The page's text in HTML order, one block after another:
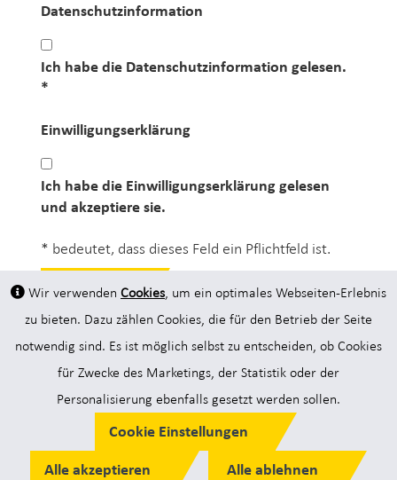
Datenschutzinformation
Datenschutzinformation
Ich habe die Datenschutzinformation gelesen.
Einwilligungserklärung
Einwilligungserklärung
Ich habe die Einwilligungserklärung gelesen
und akzeptiere sie.
* bedeutet, dass dieses Feld ein Pflichtfeld ist.
Speichern
Impressum · Rechtliche
Datenschutzhinweis AGB
© 2019 ALPEN-MAYKESTAG GmbH
Wir verwenden Cookies, um ein optimales Webseiten-Erlebnis
zu bieten. Dazu zählen Cookies, die für den Betrieb der Seite
notwendig sind. Es ist möglich selbst zu entscheiden, ob Cookies
für Zwecke des Marketings, der Statistik oder der
Personalisierung ebenfalls gesetzt werden sollen.
Cookie Einstellungen
Alle akzeptieren
Alle ablehnen